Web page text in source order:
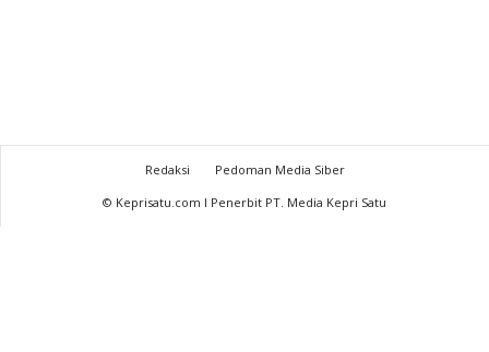
Redaksi
Pedoman Media Siber
© Keprisatu.com I Penerbit PT. Media Kepri Satu